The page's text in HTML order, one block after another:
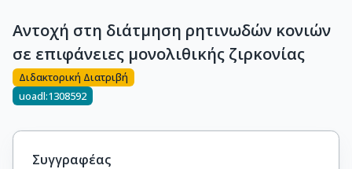
Aντοχή στη διάτμηση ρητινωδών κονιών
σε επιφάνειες μονολιθικής ζιρκονίας
Διδακτορική Διατριβή
uoadl:1308592
Συγγραφέας